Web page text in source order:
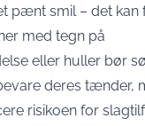
pænt smil – det kan
med tegn på
eller huller bør
deres tænder,
risikoen for